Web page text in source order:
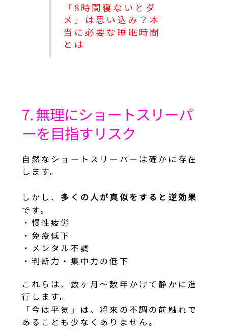
「8時間寝ないとダ
メ」は思い込み？本
当に必要な睡眠時間
とは
7. 無理にショートスリーパ
ーを目指すリスク
自然なショートスリーパーは確かに存在
します。
しかし、 多くの人が真似をすると逆効果
です。
・慢性疲労
・免疫低下
・メンタル不調
・判断力・集中力の低下
これらは、数ヶ月〜数年かけて静かに進
行します。
「今は平気」は、将来の不調の前触れで
あることも少なくありません。